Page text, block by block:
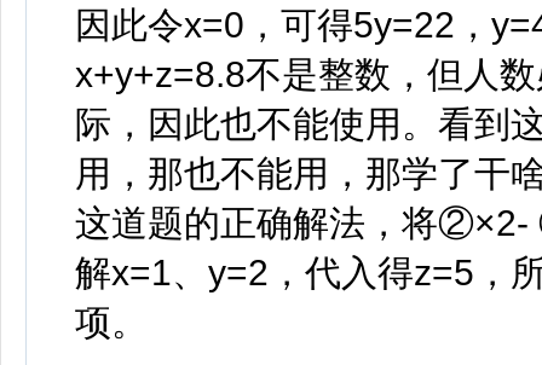
因此令x=0，可得5y=22，
x+y+z=8.8不是整数，但人
际，因此也不能使用。看到
用，那也不能用，那学了干
这道题的正确解法，将
解x=1、y=2，代入得z=5，
项。